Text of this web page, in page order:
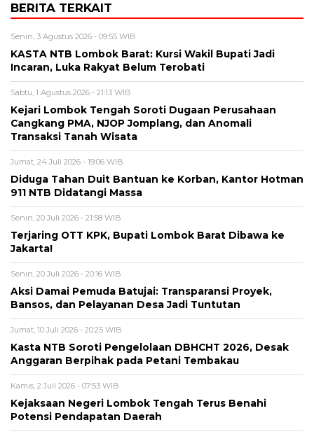
BERITA TERKAIT
Senin, 3 Agustus 2026 - 09:55 WIB
KASTA NTB Lombok Barat: Kursi Wakil Bupati Jadi
Incaran, Luka Rakyat Belum Terobati
Sabtu, 1 Agustus 2026 - 21:13 WIB
Kejari Lombok Tengah Soroti Dugaan Perusahaan
Cangkang PMA, NJOP Jomplang, dan Anomali
Transaksi Tanah Wisata
Jumat, 24 Juli 2026 - 19:06 WIB
Diduga Tahan Duit Bantuan ke Korban, Kantor Hotman
911 NTB Didatangi Massa
Senin, 20 Juli 2026 - 21:58 WIB
Terjaring OTT KPK, Bupati Lombok Barat Dibawa ke
Jakarta!
Senin, 20 Juli 2026 - 20:16 WIB
Aksi Damai Pemuda Batujai: Transparansi Proyek,
Bansos, dan Pelayanan Desa Jadi Tuntutan
Jumat, 10 Juli 2026 - 20:25 WIB
Kasta NTB Soroti Pengelolaan DBHCHT 2026, Desak
Anggaran Berpihak pada Petani Tembakau
Kamis, 2 Juli 2026 - 07:53 WIB
Kejaksaan Negeri Lombok Tengah Terus Benahi
Potensi Pendapatan Daerah